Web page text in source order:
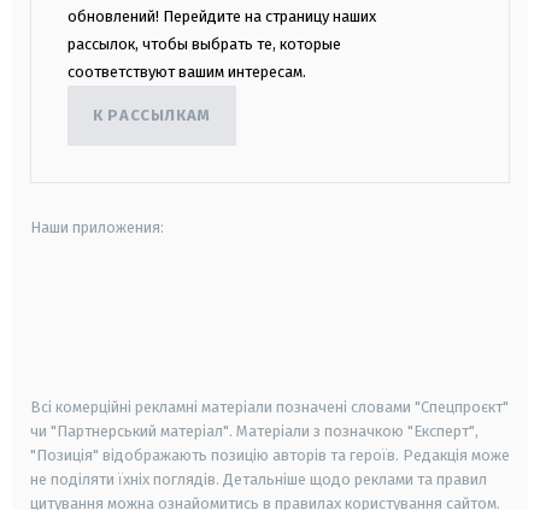
обновлений! Перейдите на страницу наших
рассылок, чтобы выбрать те, которые
соответствуют вашим интересам.
К РАССЫЛКАМ
Наши приложения:
Всі комерційні рекламні матеріали позначені словами "Спецпроєкт"
чи "Партнерський матеріал". Матеріали з позначкою "Експерт",
"Позиція" відображають позицію авторів та героїв. Редакція може
не поділяти їхніх поглядів. Детальніше щодо реклами та правил
цитування можна ознайомитись в правилах користування сайтом.